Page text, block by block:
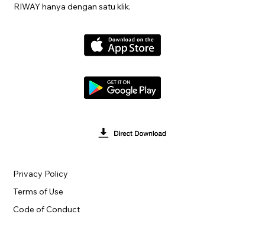
RIWAY hanya dengan satu klik.
Terms of Use
Privacy Policy
Code of Conduct